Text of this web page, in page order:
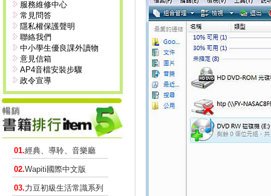
服務維修中心
常見問答
隱私權保護聲明
聯絡我們
中小學生優良課外讀物
意見信箱
AP4音檔安裝步驟
政令宣導
01.經典、導聆、音樂廳
02.Wapiti國際中文版
03.力豆初級生活常識系列